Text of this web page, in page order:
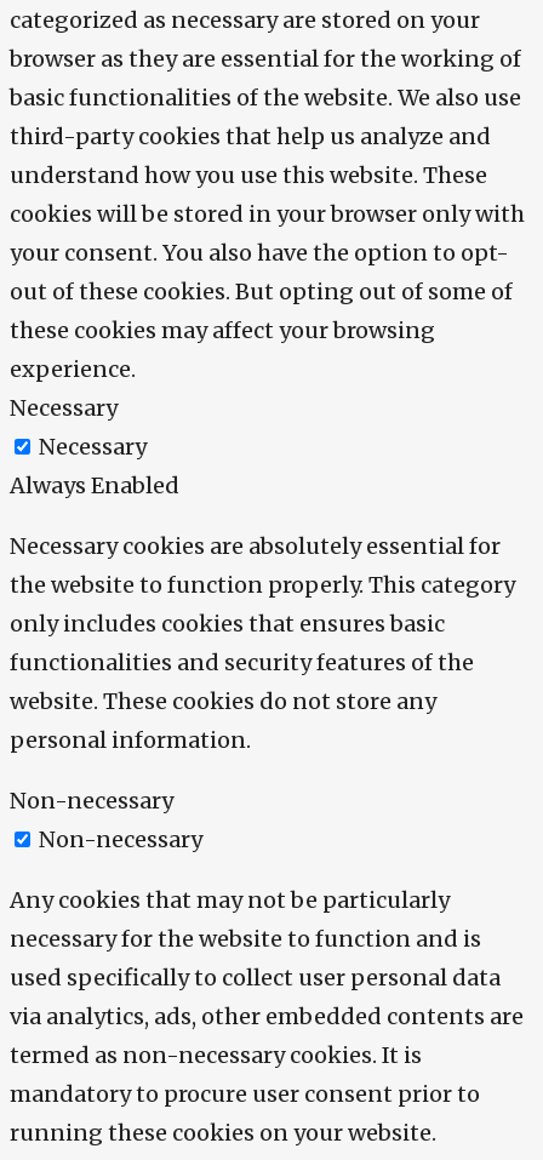
categorized as necessary are stored on your
browser as they are essential for the working of
basic functionalities of the website. We also use
third-party cookies that help us analyze and
understand how you use this website. These
cookies will be stored in your browser only with
your consent. You also have the option to opt-
out of these cookies. But opting out of some of
these cookies may affect your browsing
experience.
Necessary
Necessary
Always Enabled
Necessary cookies are absolutely essential for
the website to function properly. This category
only includes cookies that ensures basic
functionalities and security features of the
website. These cookies do not store any
personal information.
Non-necessary
Non-necessary
Any cookies that may not be particularly
necessary for the website to function and is
used specifically to collect user personal data
via analytics, ads, other embedded contents are
termed as non-necessary cookies. It is
mandatory to procure user consent prior to
running these cookies on your website.